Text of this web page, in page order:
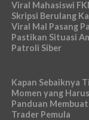
Viral Mahasiswi
Skripsi Berulang
Viral Mal Pasang
Pastikan Situasi
Patroli Siber
Kapan Sebaiknya
Momen yang
Panduan
Trader Pemula